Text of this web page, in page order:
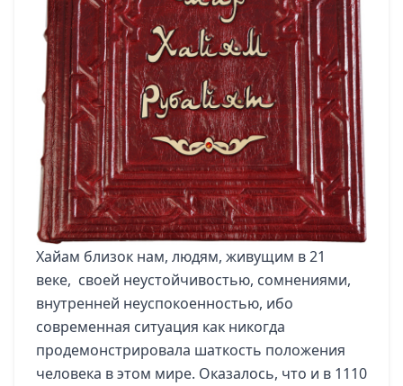
Хайам близок нам, людям, живущим в 21
веке, своей неустойчивостью, сомнениями,
внутренней неуспокоенностью, ибо
современная ситуация как никогда
продемонстрировала шаткость положения
человека в этом мире. Оказалось, что и в 1110